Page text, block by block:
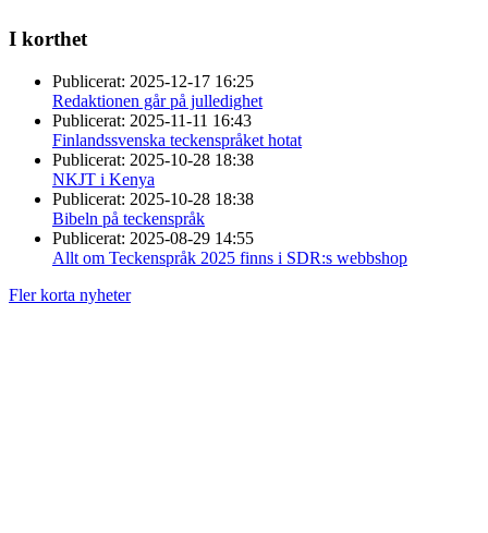
I korthet
Publicerat: 2025-12-17 16:25
Redaktionen går på julledighet
Publicerat: 2025-11-11 16:43
Finlandssvenska teckenspråket hotat
Publicerat: 2025-10-28 18:38
NKJT i Kenya
Publicerat: 2025-10-28 18:38
Bibeln på teckenspråk
Publicerat: 2025-08-29 14:55
Allt om Teckenspråk 2025 finns i SDR:s webbshop
Fler korta nyheter